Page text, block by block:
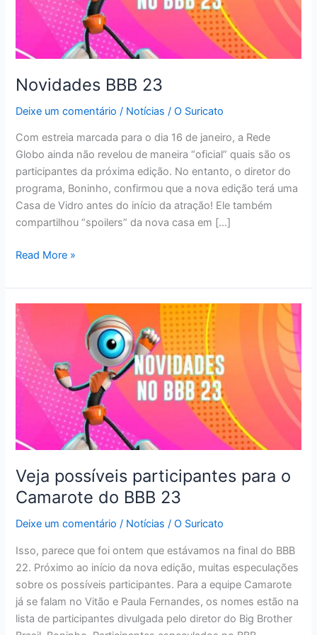
Novidades BBB 23
Deixe um comentário / Notícias /O Suricato
Com estreia marcada para o dia 16 de janeiro, a Rede
Globo ainda não revelou de maneira “oficial” quais são os
participantes da próxima edição. No entanto, o diretor do
programa, Boninho, confirmou que a nova edição terá uma
Casa de Vidro antes do início da atração! Ele também
compartilhou “spoilers” da nova casa em […]
Novidades
23
Read More »
Veja possíveis participantes para o
Camarote do BBB 23
Deixe um comentário / Notícias /O Suricato
Isso, parece que foi ontem que estávamos na final do BBB
22. Próximo ao início da nova edição, muitas especulações
sobre os possíveis participantes. Para a equipe Camarote
já se falam no Vitão e Paula Fernandes, os nomes estão na
lista de participantes divulgada pelo diretor do Big Brother